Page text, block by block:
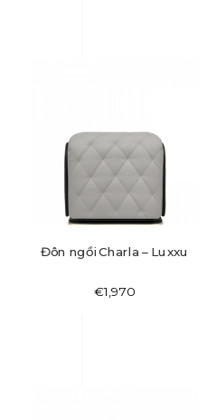
Đôn ngồi Charla – Luxxu
€1,970